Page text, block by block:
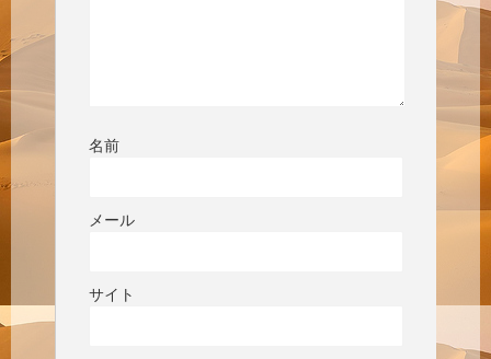
名前
メール
サイト